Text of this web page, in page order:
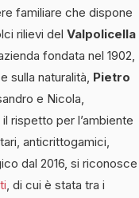
familiare che dispone
rilievi del Valpolicella
fondata nel 1902,
sulla naturalità, Pietro
e Nicola,
rispetto per l’ambiente
anticrittogamici,
dal 2016, si riconosce
, di cui è stata tra i